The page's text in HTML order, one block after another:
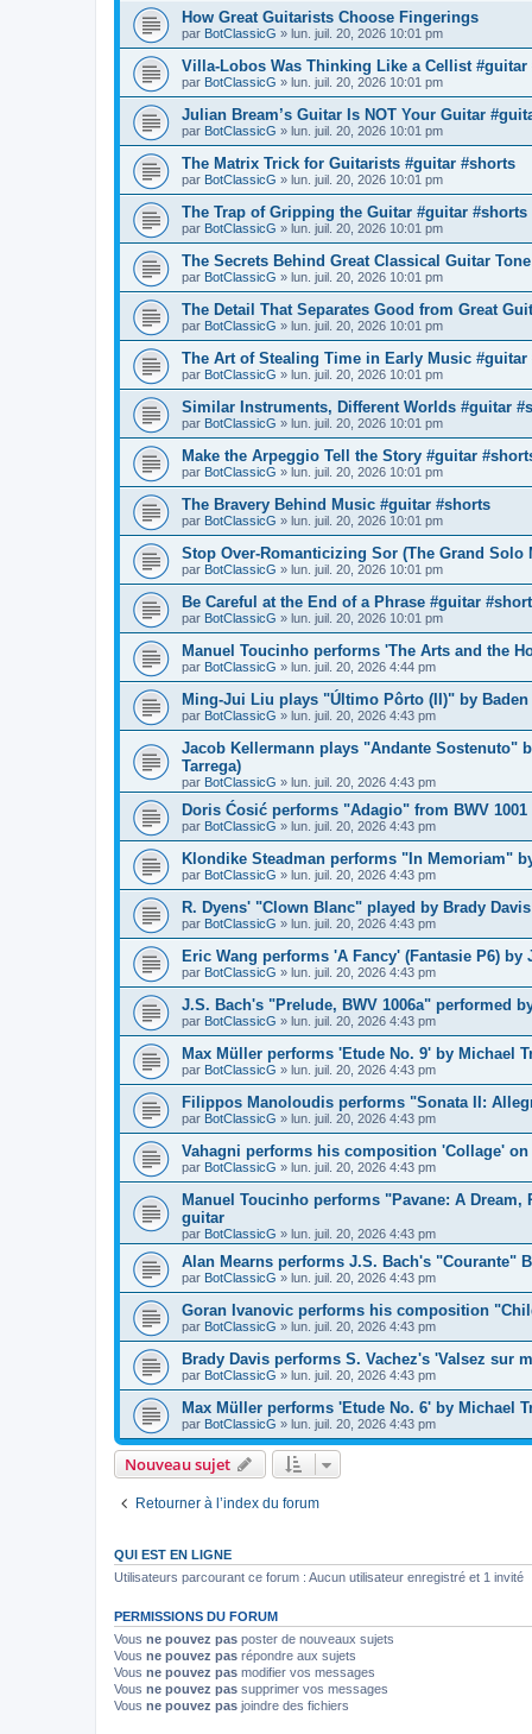
How Great Guitarists Choose Fingerings
par BotClassicG » lun. juil. 20, 2026 10:01 pm
Villa-Lobos Was Thinking Like a Cellist #guitar
par BotClassicG » lun. juil. 20, 2026 10:01 pm
Julian Bream’s Guitar Is NOT Your Guitar
par BotClassicG » lun. juil. 20, 2026 10:01 pm
The Matrix Trick for Guitarists #guitar #shorts
par BotClassicG » lun. juil. 20, 2026 10:01 pm
The Trap of Gripping the Guitar #guitar #shorts
par BotClassicG » lun. juil. 20, 2026 10:01 pm
The Secrets Behind Great Classical Guitar Tone
par BotClassicG » lun. juil. 20, 2026 10:01 pm
The Detail That Separates Good from Great
par BotClassicG » lun. juil. 20, 2026 10:01 pm
The Art of Stealing Time in Early Music #guitar
par BotClassicG » lun. juil. 20, 2026 10:01 pm
Similar Instruments, Different Worlds #guitar
par BotClassicG » lun. juil. 20, 2026 10:01 pm
Make the Arpeggio Tell the Story #guitar
par BotClassicG » lun. juil. 20, 2026 10:01 pm
The Bravery Behind Music #guitar #shorts
par BotClassicG » lun. juil. 20, 2026 10:01 pm
Stop Over-Romanticizing Sor (The Grand Solo
par BotClassicG » lun. juil. 20, 2026 10:01 pm
Be Careful at the End of a Phrase #guitar
par BotClassicG » lun. juil. 20, 2026 10:01 pm
Manuel Toucinho performs 'The Arts and the
par BotClassicG » lun. juil. 20, 2026 4:44 pm
Ming-Jui Liu plays "Último Pôrto (II)" by
par BotClassicG » lun. juil. 20, 2026 4:43 pm
Jacob Kellermann plays "Andante Sostenuto"
Tarrega)
par BotClassicG » lun. juil. 20, 2026 4:43 pm
Doris Ćosić performs "Adagio" from BWV
par BotClassicG » lun. juil. 20, 2026 4:43 pm
Klondike Steadman performs "In Memoriam"
par BotClassicG » lun. juil. 20, 2026 4:43 pm
R. Dyens' "Clown Blanc" played by Brady
par BotClassicG » lun. juil. 20, 2026 4:43 pm
Eric Wang performs 'A Fancy' (Fantasie P6)
par BotClassicG » lun. juil. 20, 2026 4:43 pm
J.S. Bach's "Prelude, BWV 1006a" performed
par BotClassicG » lun. juil. 20, 2026 4:43 pm
Max Müller performs 'Etude No. 9' by Michael
par BotClassicG » lun. juil. 20, 2026 4:43 pm
Filippos Manoloudis performs "Sonata II:
par BotClassicG » lun. juil. 20, 2026 4:43 pm
Vahagni performs his composition 'Collage'
par BotClassicG » lun. juil. 20, 2026 4:43 pm
Manuel Toucinho performs "Pavane: A
guitar
par BotClassicG » lun. juil. 20, 2026 4:43 pm
Alan Mearns performs J.S. Bach's "Courante"
par BotClassicG » lun. juil. 20, 2026 4:43 pm
Goran Ivanovic performs his composition
par BotClassicG » lun. juil. 20, 2026 4:43 pm
Brady Davis performs S. Vachez's 'Valsez sur
par BotClassicG » lun. juil. 20, 2026 4:43 pm
Max Müller performs 'Etude No. 6' by Michael
par BotClassicG » lun. juil. 20, 2026 4:43 pm
Nouveau sujet
Retourner à l’index du forum
QUI EST EN LIGNE
Utilisateurs parcourant ce forum : Aucun utilisateur enregistré et 1 invité
PERMISSIONS DU FORUM
Vous ne pouvez pas poster de nouveaux sujets
Vous ne pouvez pas répondre aux sujets
Vous ne pouvez pas modifier vos messages
Vous ne pouvez pas supprimer vos messages
Vous ne pouvez pas joindre des fichiers